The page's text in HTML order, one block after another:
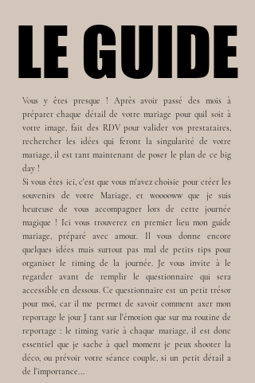
LE GUIDE
LE GUIDE
Vous y êtes presque ! Après avoir passé des mois à
préparer chaque détail de votre mariage pour quil soit à
votre image, fait des RDV pour valider vos prestataires,
rechercher les idées qui feront la singularité de votre
mariage, il est tant maintenant de poser le plan de ce big
day !
Si vous êtes ici, c'est que vous m'avez choisie pour créer les
souvenirs de votre Mariage, et wooooww que je suis
heureuse de vous accompagner lors de cette journée
magique ! Ici vous trouverez en premier lieu mon guide
mariage, préparé avec amour. Il vous donne encore
quelques idées mais surtout pas mal de petits tips pour
organiser le timing de la journée. Je vous invite à le
regarder avant de remplir le questionnaire qui sera
accessible en dessous. Ce questionnaire est un petit trésor
pour moi, car il me permet de savoir comment axer mon
reportage le jour J tant sur l'émotion que sur ma routine de
reportage : le timing varie à chaque mariage, il est donc
essentiel que je sache à quel moment je peux shooter la
déco, ou prévoir votre séance couple, si un petit détail a
de l'importance...